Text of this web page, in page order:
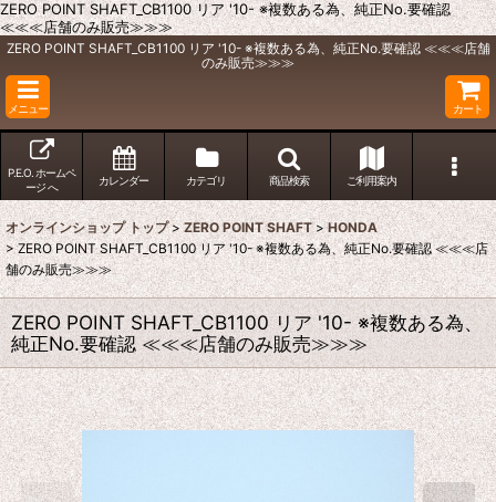
ZERO POINT SHAFT_CB1100 リア '10- ※複数ある為、純正No.要確認
≪≪≪店舗のみ販売≫≫≫
ZERO POINT SHAFT_CB1100 リア '10- ※複数ある為、純正No.要確認 ≪≪≪店舗
のみ販売≫≫≫
メニュー カート
P.E.O. ホームペ
ージ へ
カレンダー カテゴリ 商品検索 ご利用案内
オンラインショップ トップ > ZERO POINT SHAFT > HONDA
> ZERO POINT SHAFT_CB1100 リア '10- ※複数ある為、純正No.要確認 ≪≪≪店
舗のみ販売≫≫≫
ZERO POINT SHAFT_CB1100 リア '10- ※複数ある為、
純正No.要確認 ≪≪≪店舗のみ販売≫≫≫